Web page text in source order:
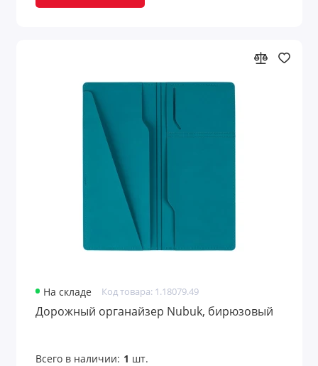
На складе Код товара: 1.18079.49
Дорожный органайзер Nubuk, бирюзовый
Всего в наличии: 1 шт.